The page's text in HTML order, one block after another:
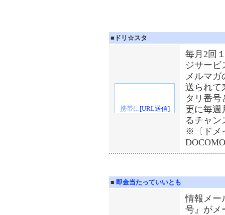
■ ドリ☆スタ
携帯に[URL送信]
毎月2回
ジサービ
メルマガ
送られて
タリ番号
更に毎週
るチャン
※〔ドメ
■ 即金当たっていいとも
情報メー
号』がメ